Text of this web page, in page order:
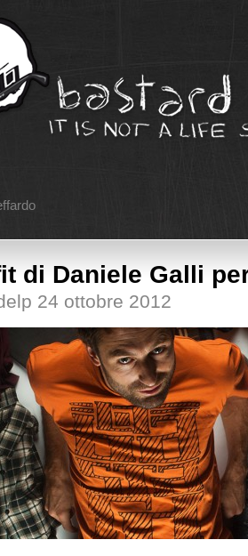
di Daniele Galli
24 ottobre 2012